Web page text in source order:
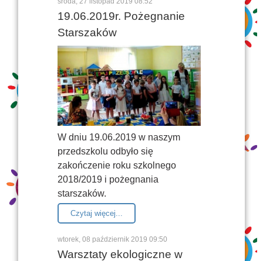
19.06.2019r. Pożegnanie
Starszaków
W dniu 19.06.2019 w naszym
przedszkolu odbyło się
zakończenie roku szkolnego
2018/2019 i pożegnania
starszaków.
Czytaj więcej...
wtorek, 08 październik 2019 09:50
Warsztaty ekologiczne w